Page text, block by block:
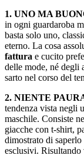
1. UNO MA
in ogni guardaroba
basta solo uno,
eterno. La cosa
fattura e cucito
delle mode, né degli
sarto nel corso del
2. NIENTE
tendenza vista negli
maschile. Consiste
giacche con t-shirt,
dimostrato di
esclusivi. Risultando